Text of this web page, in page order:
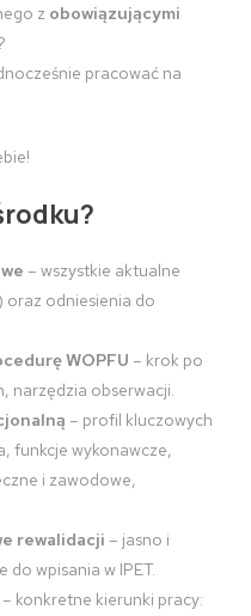
z obowiązującymi
pracować na
– wszystkie aktualne
oraz odniesienia do
WOPFU – krok po
narzędzia obserwacji.
– profil kluczowych
funkcje wykonawcze,
i zawodowe,
rewalidacji – jasno i
wpisania w IPET.
– konkretne kierunki pracy: